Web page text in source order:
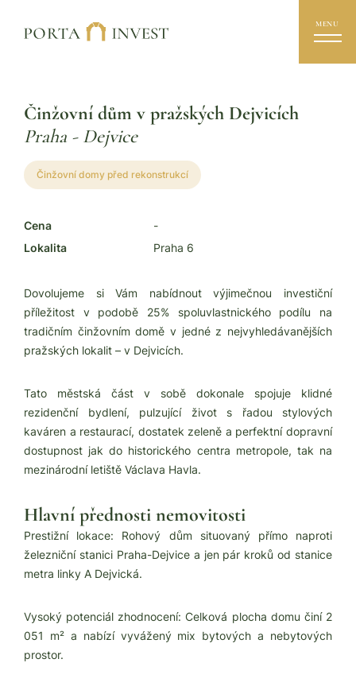
MENU
Činžovní dům v pražských Dejvicích
Praha - Dejvice
Činžovní domy před rekonstrukcí
Cena
-
Lokalita
Praha 6
Dovolujeme si Vám nabídnout výjimečnou investiční
příležitost v podobě 25% spoluvlastnického podílu na
tradičním činžovním domě v jedné z nejvyhledávanějších
pražských lokalit – v Dejvicích.
Tato městská část v sobě dokonale spojuje klidné
rezidenční bydlení, pulzující život s řadou stylových
kaváren a restaurací, dostatek zeleně a perfektní dopravní
dostupnost jak do historického centra metropole, tak na
mezinárodní letiště Václava Havla.
Hlavní přednosti nemovitosti
Prestižní lokace: Rohový dům situovaný přímo naproti
železniční stanici Praha-Dejvice a jen pár kroků od stanice
metra linky A Dejvická.
Vysoký potenciál zhodnocení: Celková plocha domu činí 2
051 m² a nabízí vyvážený mix bytových a nebytových
prostor.